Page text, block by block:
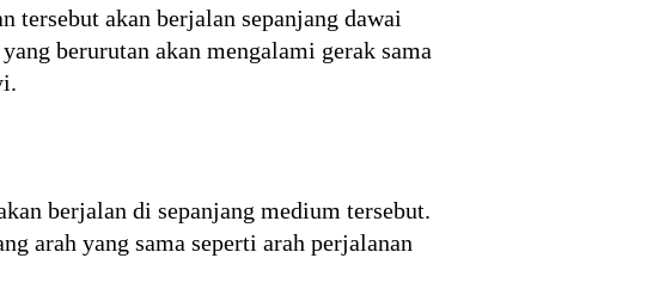
tersebut akan berjalan sepanjang dawai
berurutan akan mengalami gerak sama
berjalan di sepanjang medium tersebut.
arah yang sama seperti arah perjalanan